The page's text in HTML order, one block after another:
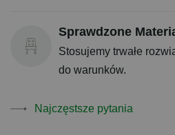
Sprawdzone
Stosujemy trwałe
do warunków.
Najczęstsze pytania